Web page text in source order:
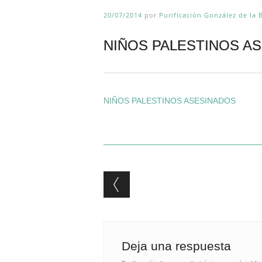
20/07/2014 por Purificación González de la
NIÑOS PALESTINOS
NIÑOS PALESTINOS ASESINADOS
Post navigation
Deja una respuesta